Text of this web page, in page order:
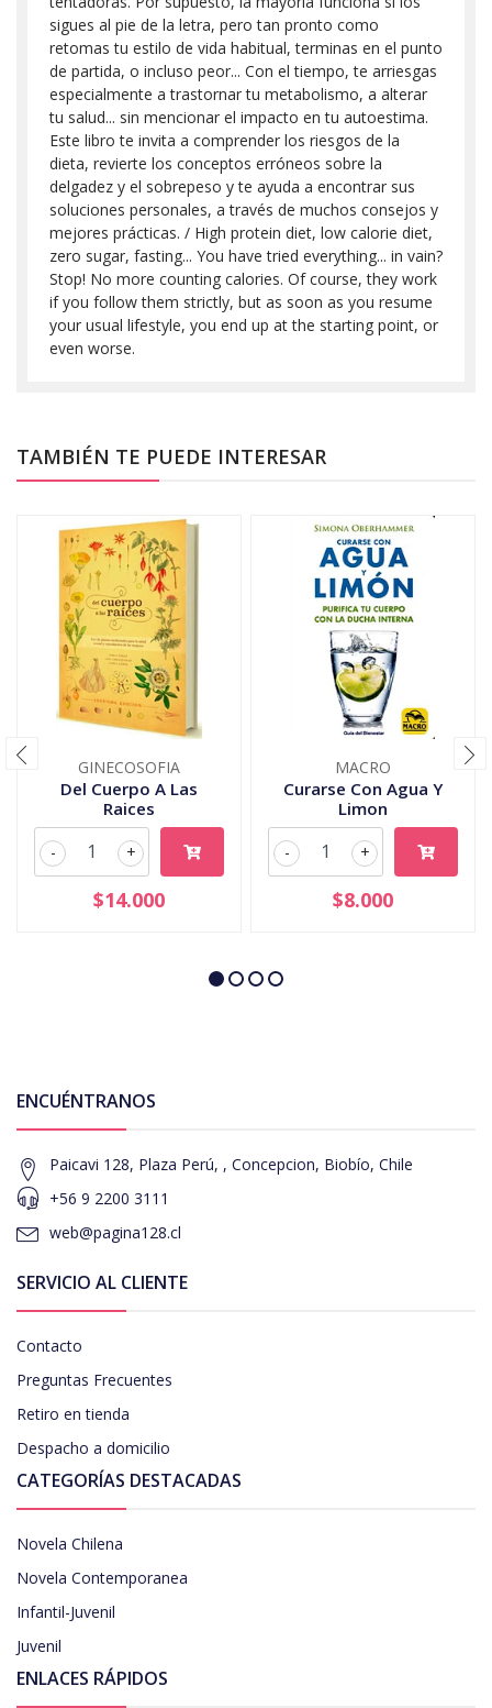
sigues al pie de la letra, pero tan pronto como
retomas tu estilo de vida habitual, terminas en el punto
de partida, o incluso peor... Con el tiempo, te arriesgas
especialmente a trastornar tu metabolismo, a alterar
tu salud... sin mencionar el impacto en tu autoestima.
Este libro te invita a comprender los riesgos de la
dieta, revierte los conceptos erróneos sobre la
delgadez y el sobrepeso y te ayuda a encontrar sus
soluciones personales, a través de muchos consejos y
mejores prácticas. / High protein diet, low calorie diet,
zero sugar, fasting... You have tried everything... in vain?
Stop! No more counting calories. Of course, they work
if you follow them strictly, but as soon as you resume
your usual lifestyle, you end up at the starting point, or
even worse.
TAMBIÉN TE PUEDE INTERESAR
GINECOSOFIA
Del Cuerpo A Las
Raices
+
-
$14.000
MACRO
Curarse Con Agua Y
Limon
+
-
$8.000
ENCUÉNTRANOS
Paicavi 128, Plaza Perú, , Concepcion, Biobío, Chile
+56 9 2200 3111
web@pagina128.cl
SERVICIO AL CLIENTE
Contacto
Preguntas Frecuentes
Retiro en tienda
Despacho a domicilio
CATEGORÍAS DESTACADAS
Novela Chilena
Novela Contemporanea
Infantil-Juvenil
Juvenil
ENLACES RÁPIDOS